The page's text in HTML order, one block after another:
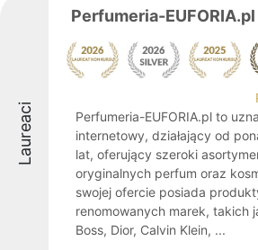
Laureaci
Perfumeria-EUFORIA.pl
Perfumeria-EUFORIA.pl to
internetowy, działający od
lat, oferujący szeroki
oryginalnych perfum oraz
swojej ofercie posiada
renomowanych marek, takich
Boss, Dior, Calvin Klein, ...